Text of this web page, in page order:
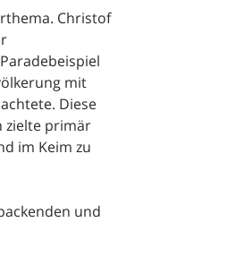
Christof
mit
Diese
zielte primär
im Keim zu
und